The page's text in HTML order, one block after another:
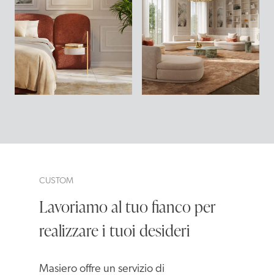
CUSTOM
Lavoriamo al tuo fianco per
realizzare i tuoi desideri
Masiero offre un servizio di